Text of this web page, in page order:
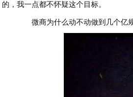
的，我一点都不怀疑这个目标。
微商为什么动不动做到几个亿规